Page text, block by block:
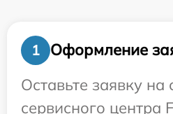
1
Оформление
Оставьте заявку на
сервисного